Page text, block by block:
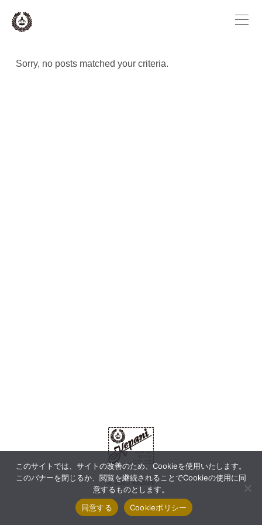
Sorry, no posts matched your criteria.
© 2022 Kepani
このサイトでは、サイトの改善のため、Cookieを使用いたします。
このバナーを閉じるか、閲覧を継続されることでCookieの使用に同
意するものとします。
同意する
Cookieポリシー